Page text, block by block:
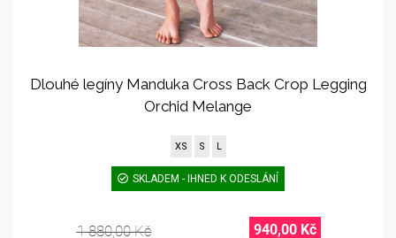
Dlouhé legíny Manduka Cross Back Crop Legging
Orchid Melange
XS S L
SKLADEM - IHNED K ODESLÁNÍ
1 880,00 Kč 940,00 Kč